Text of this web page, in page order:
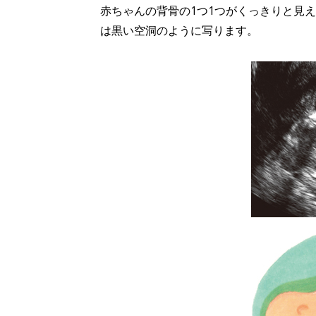
赤ちゃんの背骨の1つ1つがくっきりと見
は黒い空洞のように写ります。